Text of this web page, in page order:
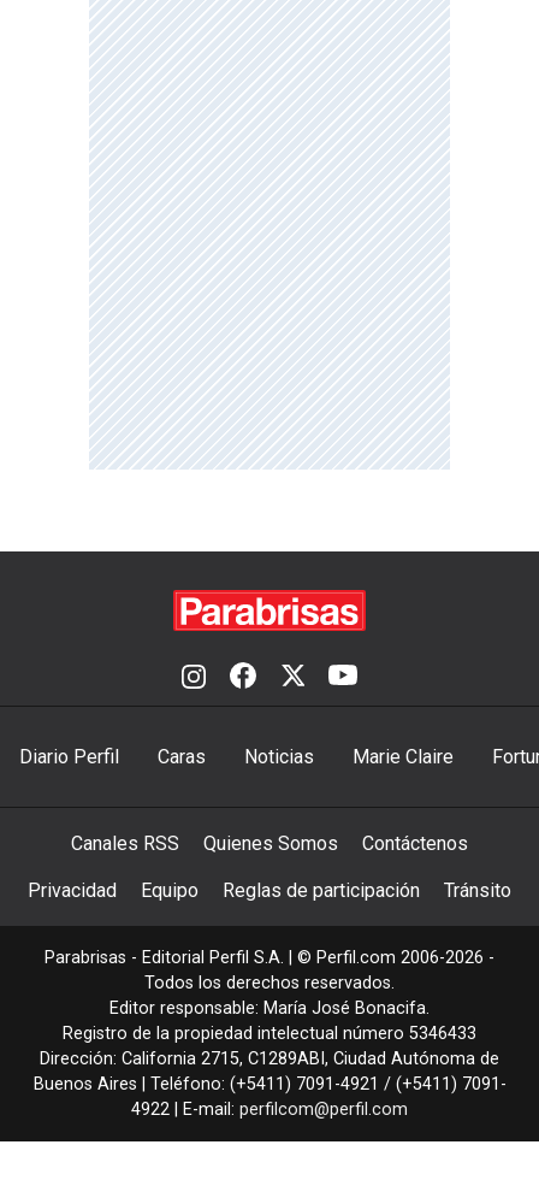
Diario Perfil Caras Noticias Marie Claire
Canales RSS Quienes Somos Contáctenos
Privacidad Equipo Reglas de participación Tránsito
Parabrisas - Editorial Perfil S.A. | © Perfil.com 2006-2026 -
Todos los derechos reservados.
Editor responsable: María José Bonacifa.
Registro de la propiedad intelectual número 5346433
Dirección: California 2715, C1289ABI , Ciudad Autónoma de
Buenos Aires | Teléfono: (+5411) 7091-4921 / (+5411) 7091-
4922 | E-mail: perfilcom@perfil.com